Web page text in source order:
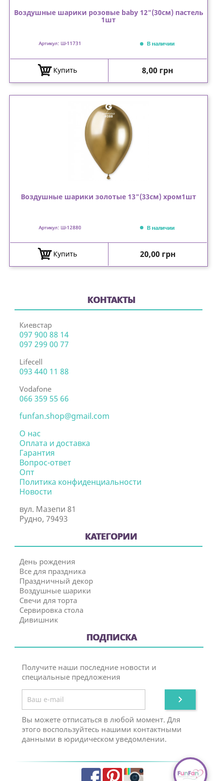
Воздушные шарики розовые baby 12"(30см) пастель
1шт
Артикул: Ш-11731 В наличии
Купить Цена
8,00 грн
Воздушные шарики золотые 13"(33см) хром1шт
Артикул: Ш-12880 В наличии
Купить Цена
20,00 грн
КОНТАКТЫ
Киевстар
097 900 88 14
097 299 00 77
Lifecell
093 440 11 88
Vodafone
066 359 55 66
funfan.shop@gmail.com
О нас
Оплата и доставка
Гарантия
Вопрос-ответ
Опт
Политика конфиденциальности
Новости
вул. Мазепи 81
Рудно, 79493
КАТЕГОРИИ
День рождения
Все для праздника
Праздничный декор
Воздушные шарики
Свечи для торта
Сервировка стола
Дивишник
ПОДПИСКА
Получите наши последние новости и
специальные предложения

Вы можете отписаться в любой момент. Для
этого воспользуйтесь нашими контактными
данными в юридическом уведомлении.
FacebookPinterestInstagram